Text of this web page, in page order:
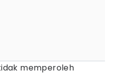
memperoleh